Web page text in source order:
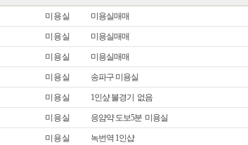
미용실 미용실매매
미용실 미용실매매
미용실 미용실매매
미용실 송파구 미용실
미용실 1인샾 불경기 없음
미용실 응얌약 도보5분 미용실
미용실 녹번역 1인샵